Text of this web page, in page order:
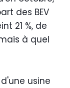
des BEV
21 %, de
à quel
usine